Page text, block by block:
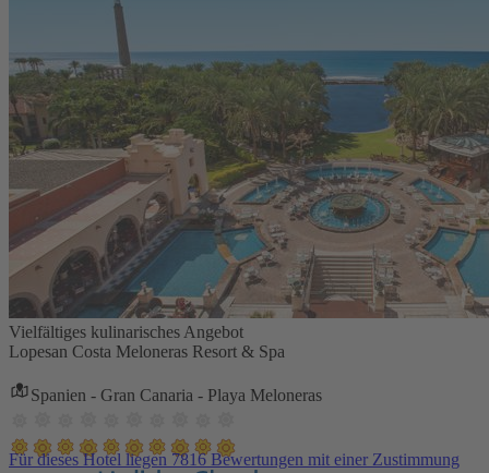
Vielfältiges kulinarisches Angebot
Lopesan Costa Meloneras Resort & Spa
Spanien - Gran Canaria - Playa Meloneras
Für dieses Hotel liegen 7816 Bewertungen mit einer Zustimmung